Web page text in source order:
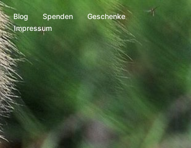
Blog Spenden
Geschenke
Impressum